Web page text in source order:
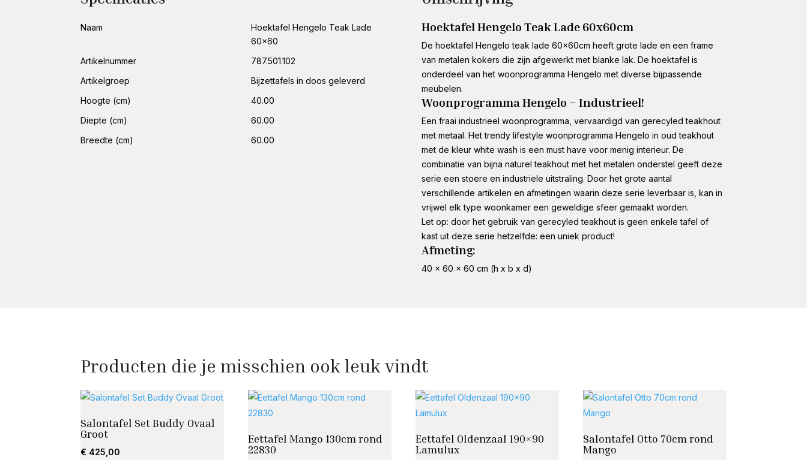
Naam
Hoektafel Hengelo Teak Lade
60x60
Artikelnummer
787.501.102
Artikelgroep
Bijzettafels in doos geleverd
Hoogte (cm)
40.00
Diepte (cm)
60.00
Breedte (cm)
60.00
Hoektafel Hengelo Teak Lade 60x60cm
De hoektafel Hengelo teak lade 60x60cm heeft grote lade en een frame
van metalen kokers die zijn afgewerkt met blanke lak. De hoektafel is
onderdeel van het woonprogramma Hengelo met diverse bijpassende
meubelen.
Woonprogramma Hengelo – Industrieel!
Een fraai industrieel woonprogramma, vervaardigd van gerecyled teakhout
met metaal. Het trendy lifestyle woonprogramma Hengelo in oud teakhout
met de kleur white wash is een must have voor menig interieur. De
combinatie van bijna naturel teakhout met het metalen onderstel geeft deze
serie een stoere en industriele uitstraling. Door het grote aantal
verschillende artikelen en afmetingen waarin deze serie leverbaar is, kan in
vrijwel elk type woonkamer een geweldige sfeer gemaakt worden.
Let op: door het gebruik van gerecyled teakhout is geen enkele tafel of
kast uit deze serie hetzelfde: een uniek product!
Afmeting:
40 x 60 x 60 cm (h x b x d)
Producten die je misschien ook leuk vindt
Salontafel Set Buddy Ovaal
Groot
€ 425,00
Eettafel Mango 130cm rond
22830
Eettafel Oldenzaal 190×90
Lamulux
Salontafel Otto 70cm rond
Mango